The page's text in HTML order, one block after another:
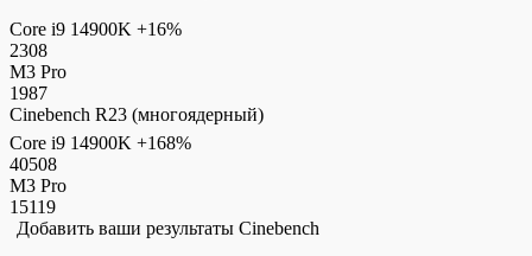
Core i9 14900K +16%
2308
M3 Pro
1987
Cinebench R23 (многоядерный)
Core i9 14900K +168%
40508
M3 Pro
15119
Добавить ваши результаты Cinebench